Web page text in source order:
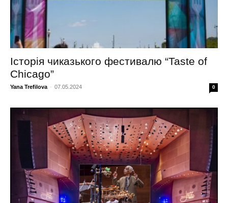
Історія чиказького фестивалю “Taste of
Chicago”
Yana Trefilova - 07.05.2024 0